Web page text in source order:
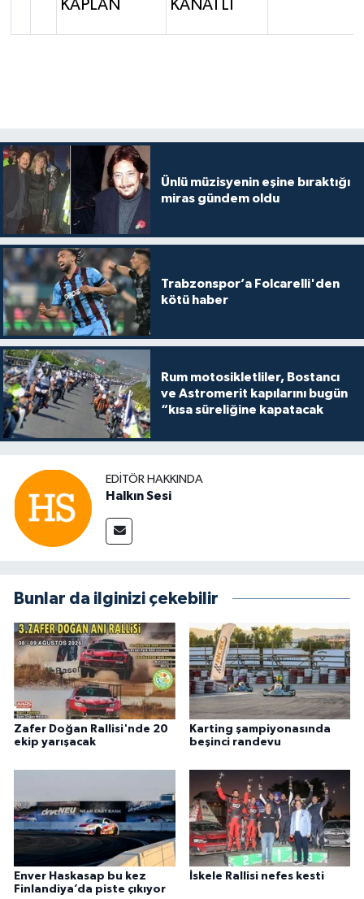
KAPLAN
KANATLI
Ünlü müzisyenin eşine bıraktığı
miras gündem oldu
Trabzonspor’a Folcarelli'den
kötü haber
Rum motosikletliler, Bostancı
ve Astromerit kapılarını bugün
“kısa süreliğine kapatacak
EDITÖR HAKKINDA
Halkın Sesi
Bunlar da ilginizi çekebilir
Zafer Doğan Rallisi'nde 20
ekip yarışacak
Karting şampiyonasında
beşinci randevu
Enver Haskasap bu kez
Finlandiya’da piste çıkıyor
İskele Rallisi nefes kesti